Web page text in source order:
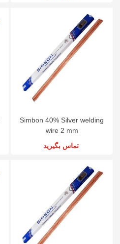
Simbon 40% Silver welding
wire 2 mm
تماس بگیرید